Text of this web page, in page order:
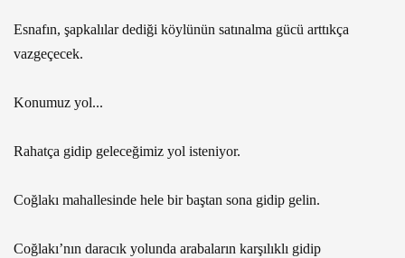
Esnafın, şapkalılar dediği köylünün satınalma gücü arttıkça
vazgeçecek.
Konumuz yol...
Rahatça gidip geleceğimiz yol isteniyor.
Coğlakı mahallesinde hele bir baştan sona gidip gelin.
Coğlakı’nın daracık yolunda arabaların karşılıklı gidip